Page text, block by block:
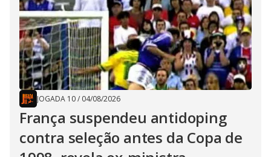
JOGADA 10/ 04/08/2026
França suspendeu antidoping
contra seleção antes da Copa de